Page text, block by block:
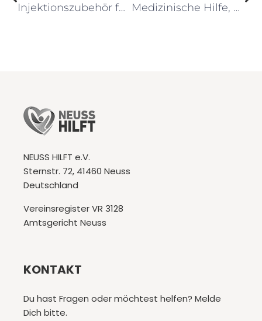
Injektionszubehör für Krankenhäuser in der Ukraine Medizinische Hilfe, die Leben rettet
NEUSS HILFT e.V.
Sternstr. 72, 41460 Neuss
Deutschland
Vereinsregister VR 3128
Amtsgericht Neuss
KONTAKT
Du hast Fragen oder möchtest helfen? Melde
Dich bitte.